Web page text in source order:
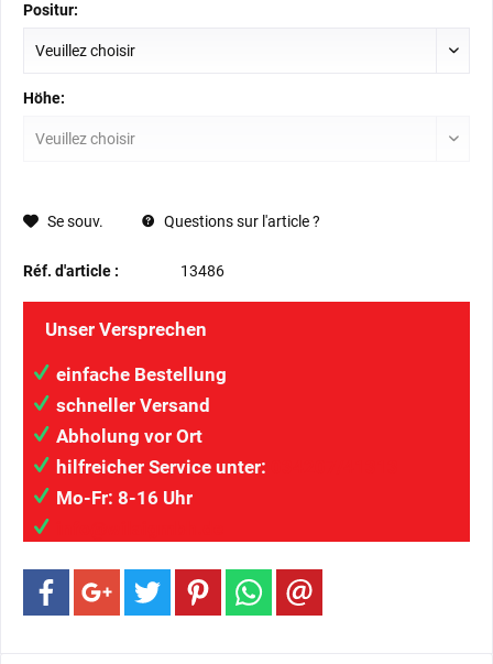
Positur:
Höhe:
Se souv. Questions sur l'article ?
Réf. d'article : 13486
Unser Versprechen
einfache Bestellung
schneller Versand
Abholung vor Ort
hilfreicher Service unter:
Mo-Fr: 8-16 Uhr